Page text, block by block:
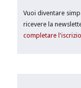
Vuoi diventare
ricevere la
completare